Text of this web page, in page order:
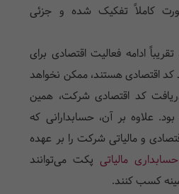
کاملاً تفکیک شده و جزئی
ادامه فعالیت اقتصادی برای
کد اقتصادی هستند، ممکن نخواهد
کد اقتصادی شرکت، همین
بود. علاوه بر آن، حسابدارانی که
و مالیاتی شرکت را بر عهده
مالیاتی پکت می‌توانند
کسب کنند.